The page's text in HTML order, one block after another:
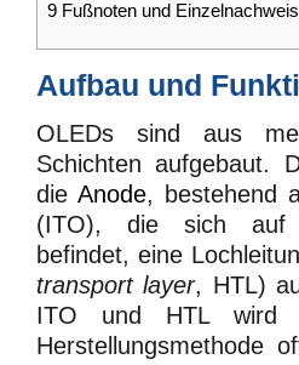
9 Fußnoten und
Aufbau und
OLEDs sind aus
Schichten aufgebaut.
die Anode, bestehend
(ITO), die sich auf
befindet, eine
transport layer, HTL)
ITO und HTL wird
Herstellungsmethode